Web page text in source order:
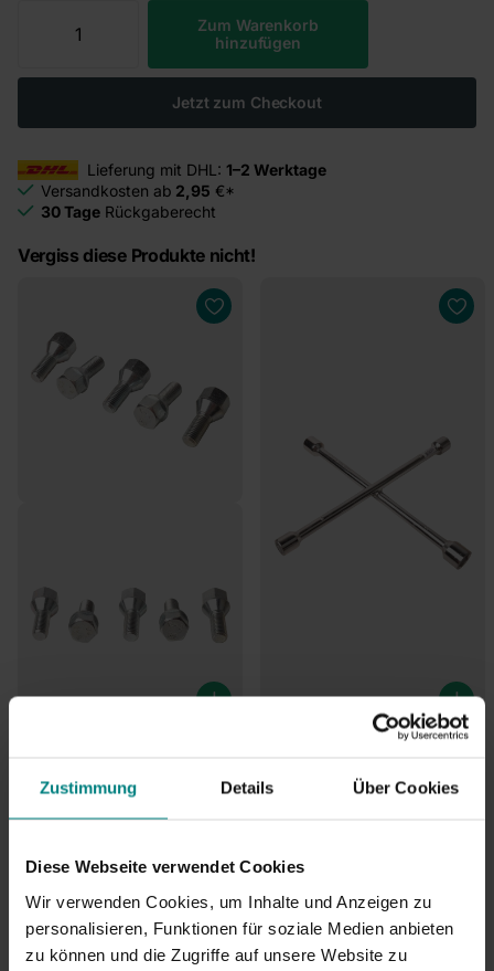
Zustimmung Details Über Cookies
Diese Webseite verwendet Cookies
Wir verwenden Cookies, um Inhalte und Anzeigen zu
personalisieren, Funktionen für soziale Medien anbieten
zu können und die Zugriffe auf unsere Website zu
Zum Warenkorb
hinzufügen
Jetzt zum Checkout
Lieferung mit DHL: 1–2 Werktage
Versandkosten ab 2,95 €*
30 Tage Rückgaberecht
Vergiss diese Produkte nicht!
€9,95
€10,95
Häufig gestellte Fragen:
Felge 3.50Bx10 (4x100) 450kg ET23,5